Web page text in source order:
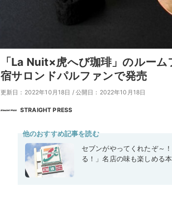
「La Nuit×虎へび珈琲」のルー
宿サロンドパルファンで発売
更新日：2022年10月18日 / 公開日：2022年10月18日
STRAIGHT PRESS
他のおすすめ記事を読む
セブンがやってくれたぞ～
る！」名店の味も楽しめる